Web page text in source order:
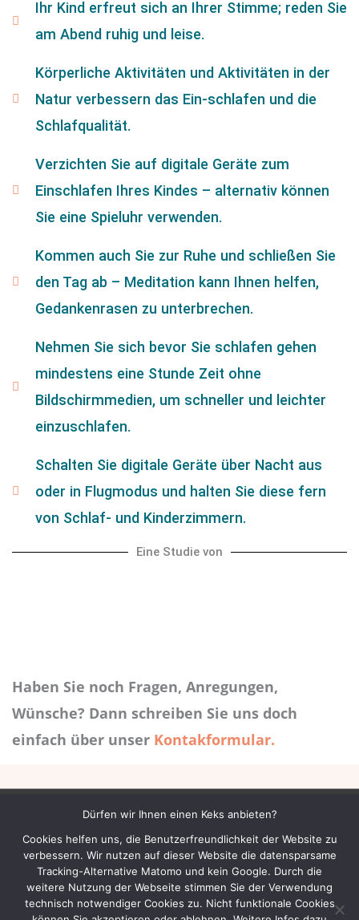
Ihr Kind erfreut sich an Ihrer Stimme; reden Sie
am Abend ruhig und leise.
Körperliche Aktivitäten und Aktivitäten in der
Natur verbessern das Ein-schlafen und die
Schlafqualität.
Verzichten Sie auf digitale Geräte zum
Einschlafen Ihres Kindes – alternativ können
Sie eine Spieluhr verwenden.
Kommen auch Sie zur Ruhe und schließen Sie
den Tag ab – Meditation kann Ihnen helfen,
Gedankenrasen zu unterbrechen.
Nehmen Sie sich bevor Sie schlafen gehen
mindestens eine Stunde Zeit ohne
Bildschirmmedien, um schneller und leichter
einzuschlafen.
Schalten Sie digitale Geräte über Nacht aus
oder in Flugmodus und halten Sie diese fern
von Schlaf- und Kinderzimmern.
Eine Studie von
Haben Sie noch Fragen, Anregungen,
Wünsche? Dann schreiben Sie uns doch
einfach über unser Kontakformular.
Datenschutzerklärung
Impressum
Cookie-Einstellungen
Dürfen wir Ihnen einen Keks anbieten?
Cookies helfen uns, die Benutzerfreundlichkeit der Website zu
verbessern. Wir nutzen auf dieser Website die datensparsame
Tracking-Alternative Matomo und kein Google. Durch die
weitere Nutzung der Webseite stimmen Sie der Verwendung
technisch notwendiger Cookies zu. Nicht funktionale Cookies